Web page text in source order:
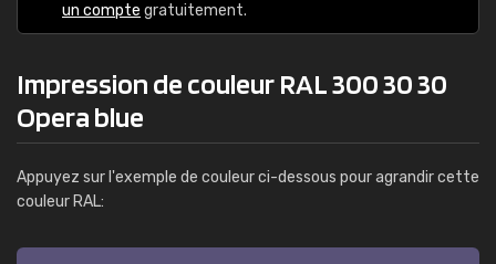
un compte gratuitement.
Impression de couleur RAL 300 30 30
Opera blue
Appuyez sur l'exemple de couleur ci-dessous pour agrandir cette
couleur RAL: